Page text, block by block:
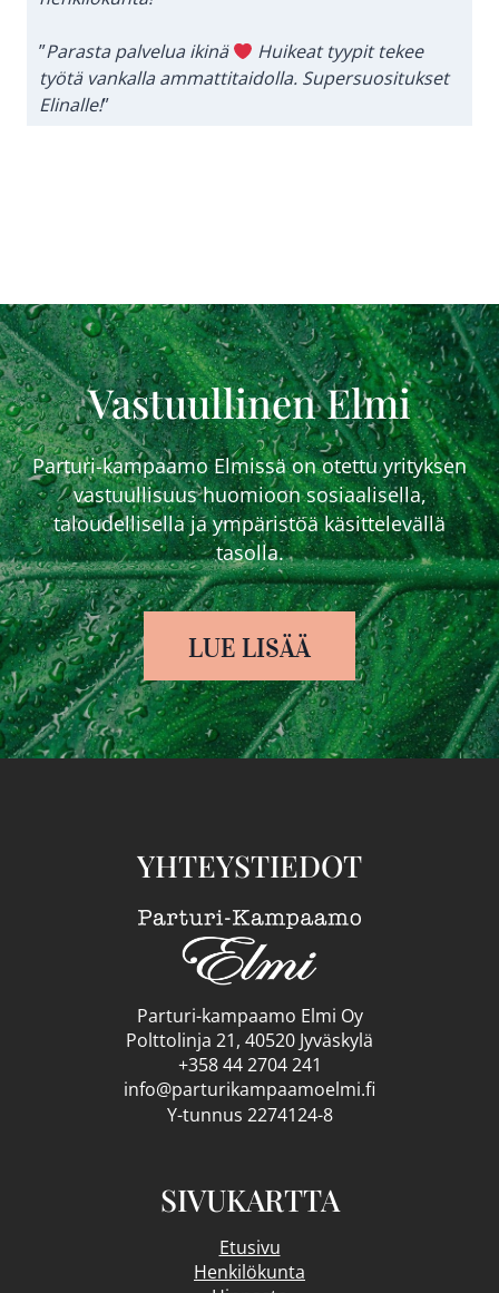
”Parasta palvelua ikinä
Huikeat tyypit tekee
työtä vankalla ammattitaidolla. Supersuositukset
Elinalle!”
Vastuullinen Elmi
Parturi-kampaamo Elmissä on otettu yrityksen
vastuullisuus huomioon sosiaalisella,
taloudellisella ja ympäristöä käsittelevällä
tasolla.
LUE LISÄÄ
YHTEYSTIEDOT
Parturi-kampaamo Elmi Oy
Polttolinja 21, 40520 Jyväskylä
+358 44 2704 241
info@parturikampaamoelmi.fi
Y-tunnus 2274124-8
SIVUKARTTA
Etusivu
Henkilökunta